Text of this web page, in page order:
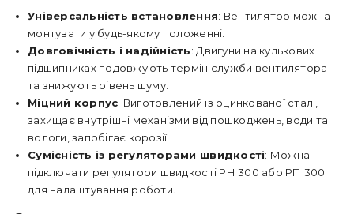
Універсальність встановлення: Вентилятор можна
монтувати у будь-якому положенні.
Довговічність і надійність: Двигуни на кулькових
підшипниках подовжують термін служби вентилятора
та знижують рівень шуму.
Міцний корпус: Виготовлений із оцинкованої сталі,
захищає внутрішні механізми від пошкоджень, води та
вологи, запобігає корозії.
Сумісність із регуляторами швидкості: Можна
підключати регулятори швидкості РН 300 або РП 300
для налаштування роботи.